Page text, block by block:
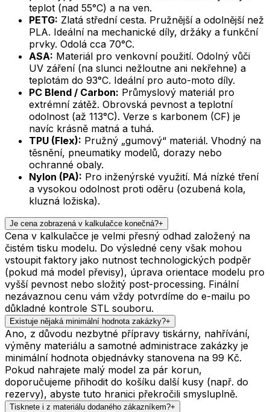
teplot (nad 55°C) a na ven.
PETG: Zlatá střední cesta. Pružnější a odolnější než
PLA. Ideální na mechanické díly, držáky a funkční
prvky. Odolá cca 70°C.
ASA: Materiál pro venkovní použití. Odolný vůči
UV záření (na slunci nežloutne ani nekřehne) a
teplotám do 93°C. Ideální pro auto-moto díly.
PC Blend / Carbon: Průmyslový materiál pro
extrémní zátěž. Obrovská pevnost a teplotní
odolnost (až 113°C). Verze s karbonem (CF) je
navíc krásně matná a tuhá.
TPU (Flex): Pružný „gumový“ materiál. Vhodný na
těsnění, pneumatiky modelů, dorazy nebo
ochranné obaly.
Nylon (PA): Pro inženýrské využití. Má nízké tření
a vysokou odolnost proti oděru (ozubená kola,
kluzná ložiska).
Je cena zobrazená v kalkulačce konečná?+
Cena v kalkulačce je velmi přesný odhad založený na
čistém tisku modelu. Do výsledné ceny však mohou
vstoupit faktory jako nutnost technologických podpěr
(pokud má model převisy), úprava orientace modelu pro
vyšší pevnost nebo složitý post-processing. Finální
nezávaznou cenu vám vždy potvrdíme do e-mailu po
důkladné kontrole STL souboru.
Existuje nějaká minimální hodnota zakázky?+
Ano, z důvodu nezbytné přípravy tiskárny, nahřívání,
výměny materiálu a samotné administrace zakázky je
minimální hodnota objednávky stanovena na 99 Kč.
Pokud nahrajete malý model za pár korun,
doporučujeme přihodit do košíku další kusy (např. do
rezervy), abyste tuto hranici překročili smysluplně.
Tisknete i z materiálu dodaného zákazníkem?+